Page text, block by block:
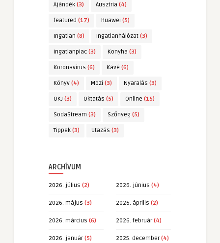
Ajándék (3) Ausztria (4)
featured (17) Huawei (5)
Ingatlan (8) Ingatlanhálózat (3)
Ingatlanpiac (3) Konyha (3)
Koronavírus (6) Kávé (6)
Könyv (4) Mozi (3) Nyaralás (3)
OKJ (3) Oktatás (5) Online (15)
SodaStream (3) Szőnyeg (5)
Tippek (3) Utazás (3)
ARCHÍVUM
2026. július (2) 2026. június (4)
2026. május (3) 2026. április (2)
2026. március (6) 2026. február(4)
2026. január(5) 2025. december(4)